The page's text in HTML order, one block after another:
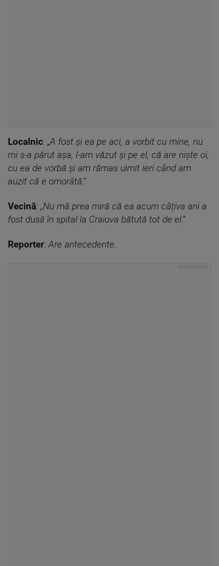
Localnic: „A fost și ea pe aci, a vorbit cu mine, nu
mi s-a părut așa, l-am văzut și pe el, că are niște oi,
cu ea de vorbă și am rămas uimit ieri când am
auzit că e omorâtă.”
Vecină: „Nu mă prea miră că ea acum câțiva ani a
fost dusă în spital la Craiova bătută tot de el.”
Reporter:Are antecedente.